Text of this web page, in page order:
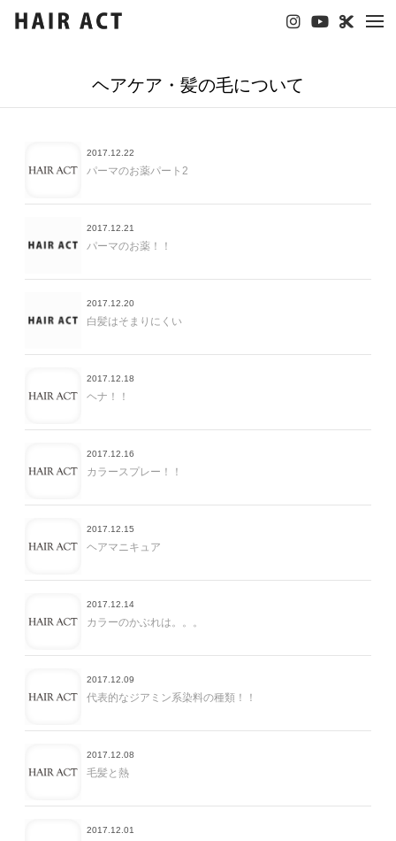
ヘアケア・髪の毛について
2017.12.22
パーマのお薬パート2
2017.12.21
パーマのお薬！！
2017.12.20
白髪はそまりにくい
2017.12.18
ヘナ！！
2017.12.16
カラースプレー！！
2017.12.15
ヘアマニキュア
2017.12.14
カラーのかぶれは。。。
2017.12.09
代表的なジアミン系染料の種類！！
2017.12.08
毛髪と熱
2017.12.01